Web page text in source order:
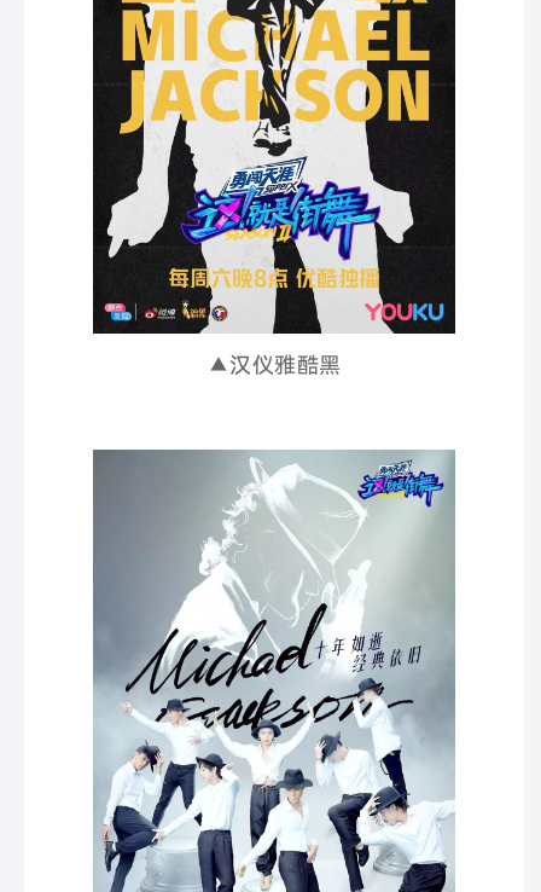
▲汉仪雅酷黑